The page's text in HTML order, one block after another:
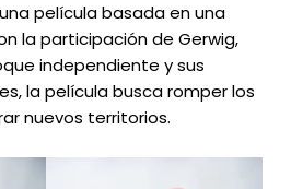
película basada en una
la participación de Gerwig,
independiente y sus
la película busca romper los
nuevos territorios.